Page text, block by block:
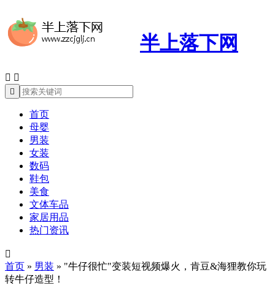
半上落下网
 

首页
母婴
男装
女装
数码
鞋包
美食
文体车品
家居用品
热门资讯

首页 » 男装 » "牛仔很忙"变装短视频爆火，肯豆&海狸教你玩
转牛仔造型！